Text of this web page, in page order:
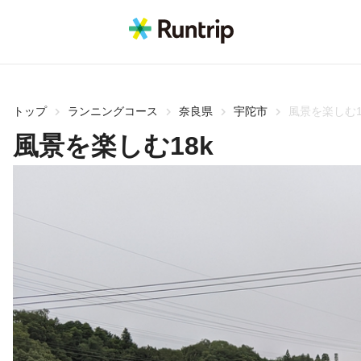
トップ ランニングコース 奈良県 宇陀市 風景を楽しむ
風景を楽しむ18k